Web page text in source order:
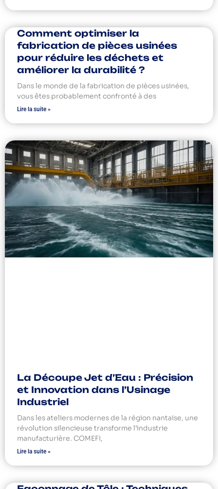
Comment optimiser la
fabrication de pièces usinées
pour réduire les déchets et
améliorer la durabilité ?
Dans le monde de la fabrication de pièces usinées,
vous êtes probablement confronté à des
Lire la suite »
La Découpe Jet d’Eau : Précision
et Innovation dans l’Usinage
Industriel
Dans les ateliers modernes de la région nantaise, une
révolution silencieuse transforme l’industrie
manufacturière. COMEFI,
Lire la suite »